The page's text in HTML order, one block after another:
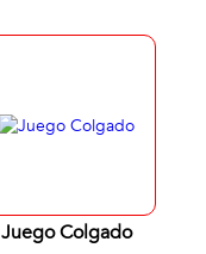
Juego Colgado